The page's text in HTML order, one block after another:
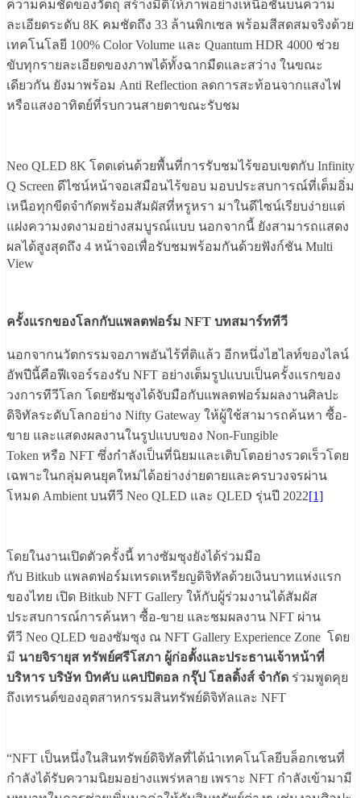
ความคมชัดของวัตถุ สร้างมิติให้ภาพอย่างเหนือชั้นบนความ
ละเอียดระดับ 8K คมชัดถึง 33 ล้านพิกเซล พร้อมสีสดสมจริงด้วย
เทคโนโลยี 100% Color Volume และ Quantum HDR 4000 ช่วย
ขับทุกรายละเอียดของภาพได้ทั้งฉากมืดและสว่าง ในขณะ
เดียวกัน ยังมาพร้อม Anti Reflection ลดการสะท้อนจากแสงไฟ
หรือแสงอาทิตย์ที่รบกวนสายตาขณะรับชม
Neo QLED 8K โดดเด่นด้วยพื้นที่การรับชมไร้ขอบเขตกับ Infinity
Q Screen ดีไซน์หน้าจอเสมือนไร้ขอบ มอบประสบการณ์ที่เต็มอิ่ม
เหนือทุกขีดจำกัดพร้อมสัมผัสที่หรูหรา มาในดีไซน์เรียบง่ายแต่
แฝงความงดงามอย่างสมบูรณ์แบบ นอกจากนี้ ยังสามารถแสดง
ผลได้สูงสุดถึง 4 หน้าจอเพื่อรับชมพร้อมกันด้วยฟังก์ชัน Multi
View
ครั้งแรกของโลกกับแพลตฟอร์ม NFT บทสมาร์ททีวี
นอกจากนวัตกรรมจอภาพอันไร้ที่ติแล้ว อีกหนึ่งไฮไลท์ของไลน์
อัพปีนี้คือฟีเจอร์รองรับ NFT อย่างเต็มรูปแบบเป็นครั้งแรกของ
วงการทีวีโลก โดยซัมซุงได้จับมือกับแพลตฟอร์มผลงานศิลปะ
ดิจิทัลระดับโลกอย่าง Nifty Gateway ให้ผู้ใช้สามารถค้นหา ซื้อ-
ขาย และแสดงผลงานในรูปแบบของ Non-Fungible
Token หรือ NFT ซึ่งกำลังเป็นที่นิยมและเติบโตอย่างรวดเร็วโดย
เฉพาะในกลุ่มคนยุคใหม่ได้อย่างง่ายดายและครบวงจรผ่าน
โหมด Ambient บนทีวี Neo QLED และ QLED รุ่นปี 2022[1]
โดยในงานเปิดตัวครั้งนี้ ทางซัมซุงยังได้ร่วมมือ
กับ Bitkub แพลตฟอร์มเทรดเหรียญดิจิทัลด้วยเงินบาทแห่งแรก
ของไทย เปิด Bitkub NFT Gallery ให้กับผู้ร่วมงานได้สัมผัส
ประสบการณ์การค้นหา ซื้อ-ขาย และชมผลงาน NFT ผ่าน
ทีวี Neo QLED ของซัมซุง ณ NFT Gallery Experience Zone โดย
มี นายจิรายุส ทรัพย์ศรีโสภา ผู้ก่อตั้งและประธานเจ้าหน้าที่
บริหาร บริษัท บิทคับ แคปปิตอล กรุ๊ป โฮลดิ้งส์ จำกัด ร่วมพูดคุย
ถึงเทรนด์ของอุตสาหกรรมสินทรัพย์ดิจิทัลและ NFT
“NFT เป็นหนึ่งในสินทรัพย์ดิจิทัลที่ได้นำเทคโนโลยีบล็อกเชนที่
กำลังได้รับความนิยมอย่างแพร่หลาย เพราะ NFT กำลังเข้ามามี